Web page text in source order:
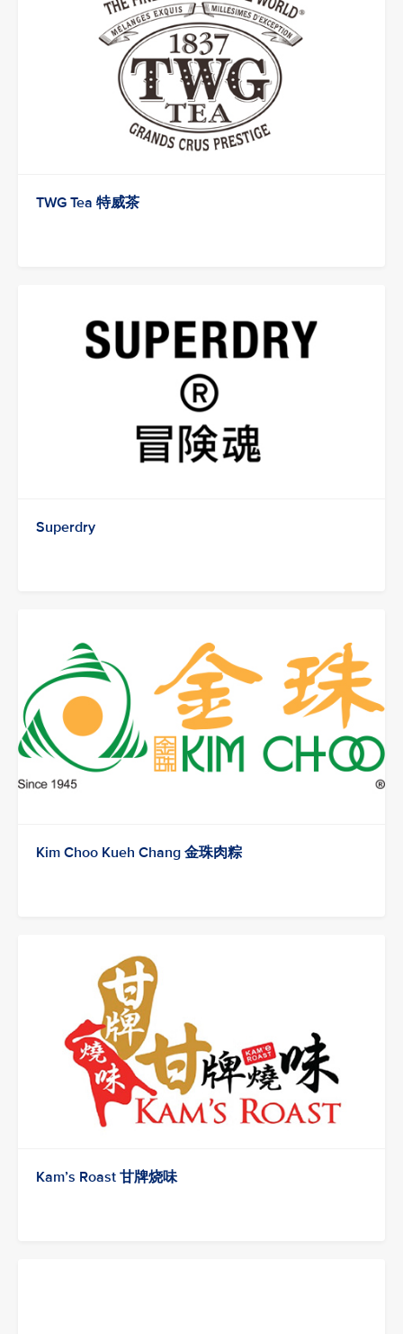
TWG Tea 特威茶
Superdry
Kim Choo Kueh Chang 金珠肉粽
Kam’s Roast 甘牌烧味